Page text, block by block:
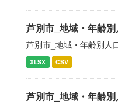
芦別市_地域・年齢
芦別市_地域・年齢別人
XLSX CSV
芦別市_地域・年齢